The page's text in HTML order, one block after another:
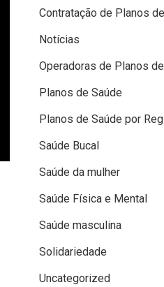
Contratação de Planos
Notícias
Operadoras de Planos
Planos de Saúde
Planos de Saúde por
Saúde Bucal
Saúde da mulher
Saúde Física e Mental
Saúde masculina
Solidariedade
Uncategorized